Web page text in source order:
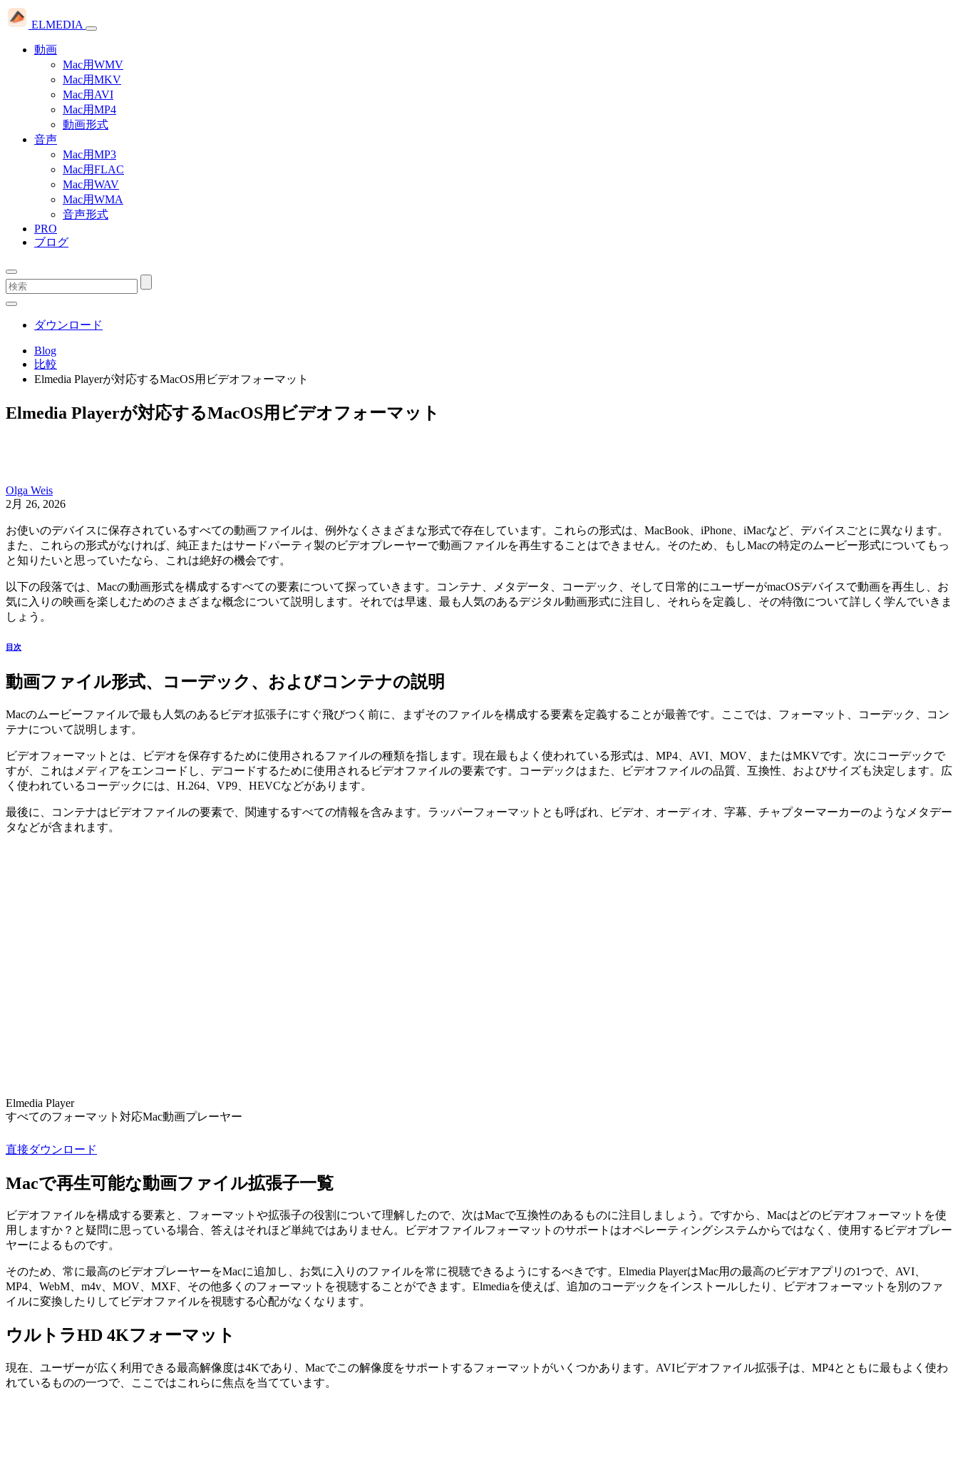
ELMEDIA
動画
Mac用WMV
Mac用MKV
Mac用AVI
Mac用MP4
動画形式
音声
Mac用MP3
Mac用FLAC
Mac用WAV
Mac用WMA
音声形式
PRO
ブログ
ダウンロード
Blog
比較
Elmedia Playerが対応するMacOS用ビデオフォーマット
Elmedia Playerが対応するMacOS用ビデオフォーマット
Olga Weis
2月 26, 2026
お使いのデバイスに保存されているすべての動画ファイルは、例外なくさまざまな形式で存在しています。これらの形式は、MacBook、iPhone、iMacなど、デバイスごとに異なります。
また、これらの形式がなければ、純正またはサードパーティ製のビデオプレーヤーで動画ファイルを再生することはできません。そのため、もしMacの特定のムービー形式についてもっ
と知りたいと思っていたなら、これは絶好の機会です。
以下の段落では、Macの動画形式を構成するすべての要素について探っていきます。コンテナ、メタデータ、コーデック、そして日常的にユーザーがmacOSデバイスで動画を再生し、お
気に入りの映画を楽しむためのさまざまな概念について説明します。それでは早速、最も人気のあるデジタル動画形式に注目し、それらを定義し、その特徴について詳しく学んでいきま
しょう。
目次
動画ファイル形式、コーデック、およびコンテナの説明
Macのムービーファイルで最も人気のあるビデオ拡張子にすぐ飛びつく前に、まずそのファイルを構成する要素を定義することが最善です。ここでは、フォーマット、コーデック、コン
テナについて説明します。
ビデオフォーマットとは、ビデオを保存するために使用されるファイルの種類を指します。現在最もよく使われている形式は、MP4、AVI、MOV、またはMKVです。次にコーデックで
すが、これはメディアをエンコードし、デコードするために使用されるビデオファイルの要素です。コーデックはまた、ビデオファイルの品質、互換性、およびサイズも決定します。広
く使われているコーデックには、H.264、VP9、HEVCなどがあります。
最後に、コンテナはビデオファイルの要素で、関連するすべての情報を含みます。ラッパーフォーマットとも呼ばれ、ビデオ、オーディオ、字幕、チャプターマーカーのようなメタデー
タなどが含まれます。
Elmedia Player
すべてのフォーマット対応Mac動画プレーヤー
直接ダウンロード
Macで再生可能な動画ファイル拡張子一覧
ビデオファイルを構成する要素と、フォーマットや拡張子の役割について理解したので、次はMacで互換性のあるものに注目しましょう。ですから、Macはどのビデオフォーマットを使
用しますか？と疑問に思っている場合、答えはそれほど単純ではありません。ビデオファイルフォーマットのサポートはオペレーティングシステムからではなく、使用するビデオプレー
ヤーによるものです。
そのため、常に最高のビデオプレーヤーをMacに追加し、お気に入りのファイルを常に視聴できるようにするべきです。Elmedia PlayerはMac用の最高のビデオアプリの1つで、AVI、
MP4、WebM、m4v、MOV、MXF、その他多くのフォーマットを視聴することができます。Elmediaを使えば、追加のコーデックをインストールしたり、ビデオフォーマットを別のファ
イルに変換したりしてビデオファイルを視聴する心配がなくなります。
ウルトラHD 4Kフォーマット
現在、ユーザーが広く利用できる最高解像度は4Kであり、Macでこの解像度をサポートするフォーマットがいくつかあります。AVIビデオファイル拡張子は、MP4とともに最もよく使わ
れているものの一つで、ここではこれらに焦点を当てています。